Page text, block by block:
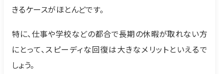
きるケースがほとんどです。
特に、仕事や学校などの都合で長期の休暇が取れない方
にとって、スピーディな回復は大きなメリットといえるで
しょう。